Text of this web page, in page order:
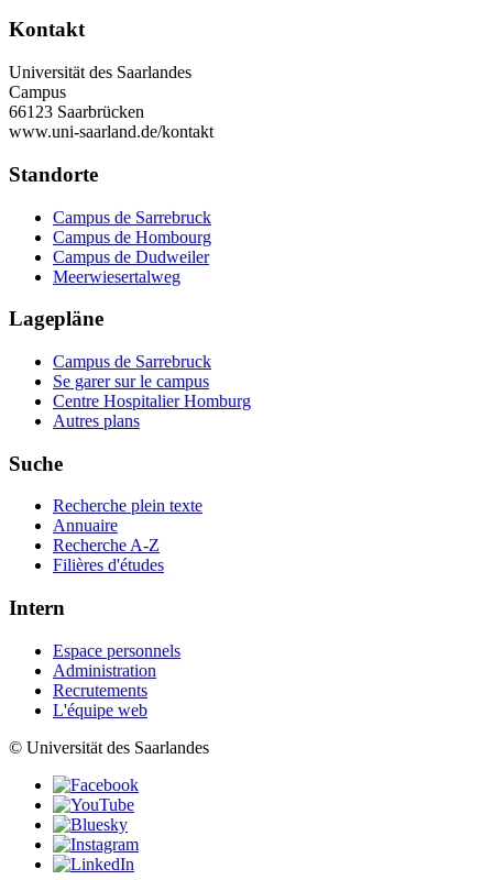
Kontakt
Universität des Saarlandes
Campus
66123 Saarbrücken
www.uni-saarland.de/kontakt
Standorte
Campus de Sarrebruck
Campus de Hombourg
Campus de Dudweiler
Meerwiesertalweg
Lagepläne
Campus de Sarrebruck
Se garer sur le campus
Centre Hospitalier Homburg
Autres plans
Suche
Recherche plein texte
Annuaire
Recherche A-Z
Filières d'études
Intern
Espace personnels
Administration
Recrutements
L'équipe web
© Universität des Saarlandes